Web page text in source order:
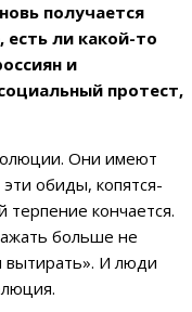
получается
есть ли какой-то
и
протест,
Они имеют
обиды, копятся-
терпение кончается.
больше не
вытирать». И люди